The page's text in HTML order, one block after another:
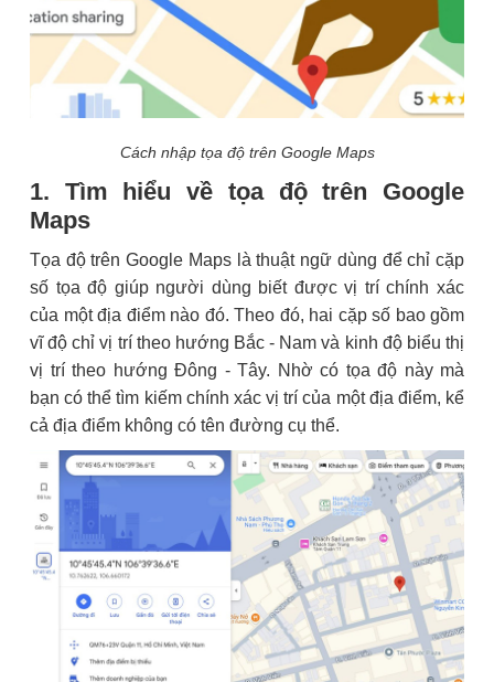
Cách nhập tọa độ trên Google Maps
1. Tìm hiểu về tọa độ trên Google
Maps
Tọa độ trên Google Maps là thuật ngữ dùng để chỉ cặp
số tọa độ giúp người dùng biết được vị trí chính xác
của một địa điểm nào đó. Theo đó, hai cặp số bao gồm
vĩ độ chỉ vị trí theo hướng Bắc - Nam và kinh độ biểu thị
vị trí theo hướng Đông - Tây. Nhờ có tọa độ này mà
bạn có thể tìm kiếm chính xác vị trí của một địa điểm, kể
cả địa điểm không có tên đường cụ thể.